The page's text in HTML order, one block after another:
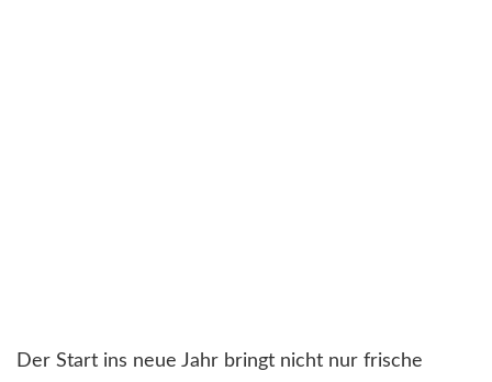
Der Start ins neue Jahr bringt nicht nur frische